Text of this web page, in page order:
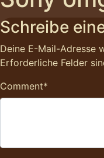
Schreibe
Deine E-Mail-Adresse
Erforderliche Felder
Comment*